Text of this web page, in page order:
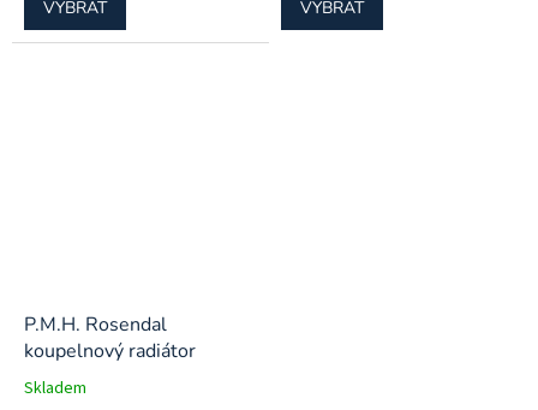
VYBRAT VYBRAT
P.M.H. Rosendal
koupelnový radiátor
Skladem